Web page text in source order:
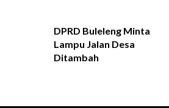
DPRD Buleleng Minta
Lampu Jalan Desa
Ditambah